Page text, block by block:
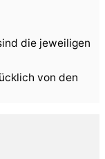
die jeweiligen
von den